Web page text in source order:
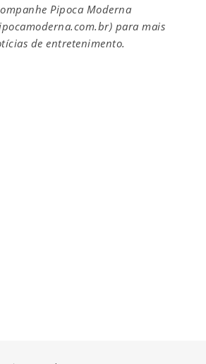
Pipoca Moderna
para mais
de entretenimento.